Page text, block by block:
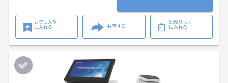
お気に入り
に入れる
共有する
比較リスト
に入れる